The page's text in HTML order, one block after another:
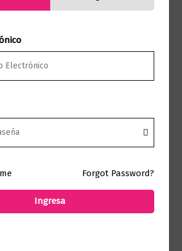
aún.
registrados que hayan
producto pueden hacer
Forgot Password?
Ingresa